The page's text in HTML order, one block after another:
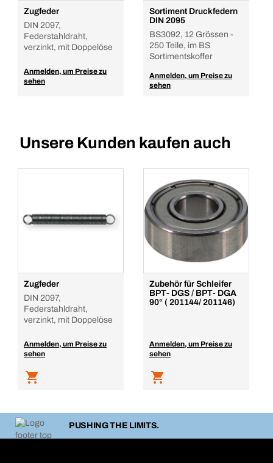
Zugfeder
DIN 2097,
Federstahldraht,
verzinkt, mit Doppelöse
Anmelden, um Preise zu
sehen
Sortiment Druckfedern
DIN 2095
BS3092, 12 Grössen -
250 Teile, im BS
Sortimentskoffer
Anmelden, um Preise zu
sehen
Unsere Kunden kaufen auch
Zugfeder
DIN 2097,
Federstahldraht,
verzinkt, mit Doppelöse
Anmelden, um Preise zu
sehen
Zubehör für Schleifer
BPT- DGS / BPT- DGA
90° ( 201144/ 201146)
Anmelden, um Preise zu
sehen
PUSHING THE LIMITS.